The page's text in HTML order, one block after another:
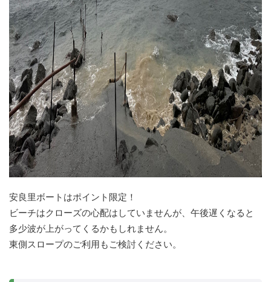
安良里ボートはポイント限定！
ビーチはクローズの心配はしていませんが、午後遅くなると
多少波が上がってくるかもしれません。
東側スロープのご利用もご検討ください。